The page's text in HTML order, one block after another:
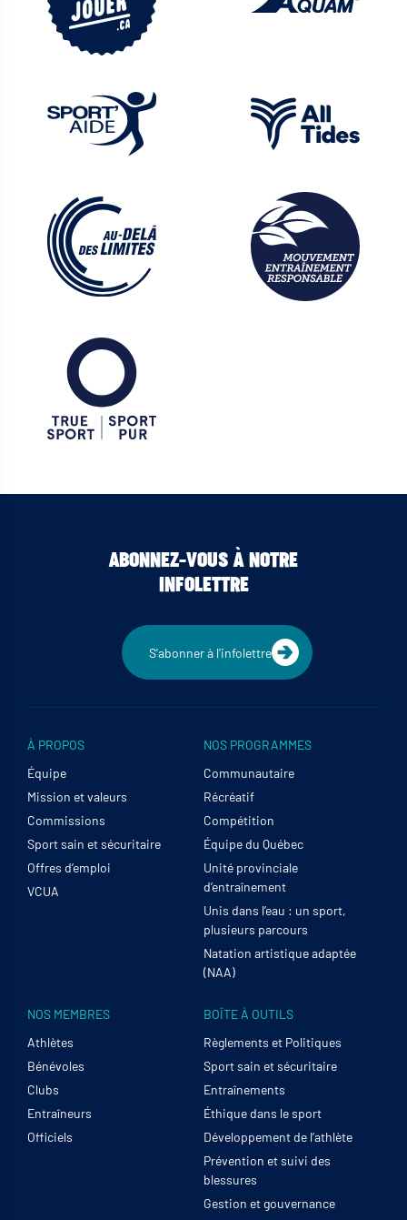
ABONNEZ-VOUS À NOTRE
INFOLETTRE
S'abonner à l'infolettre
À PROPOS
Équipe
Mission et valeurs
Commissions
Sport sain et sécuritaire
Offres d’emploi
VCUA
NOS PROGRAMMES
Communautaire
Récréatif
Compétition
Équipe du Québec
Unité provinciale
d’entraînement
Unis dans l’eau : un sport,
plusieurs parcours
Natation artistique adaptée
(NAA)
NOS MEMBRES
Athlètes
Bénévoles
Clubs
Entraîneurs
Officiels
BOÎTE À OUTILS
Règlements et Politiques
Sport sain et sécuritaire
Entraînements
Éthique dans le sport
Développement de l’athlète
Prévention et suivi des
blessures
Gestion et gouvernance